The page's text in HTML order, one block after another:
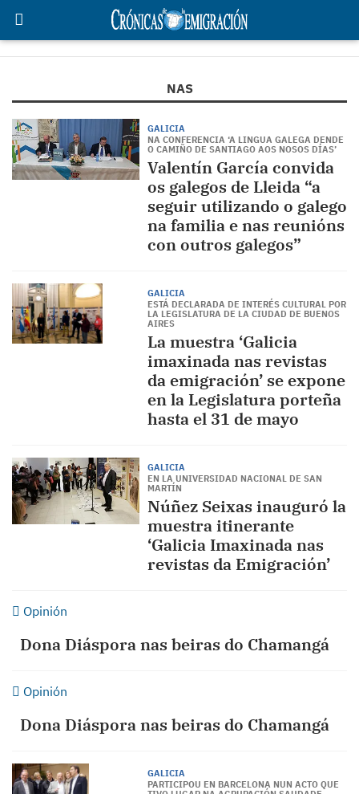
NAS
GALICIA
NA CONFERENCIA ‘A LINGUA GALEGA DENDE
O CAMIÑO DE SANTIAGO AOS NOSOS DÍAS’
Valentín García convida
os galegos de Lleida “a
seguir utilizando o galego
na familia e nas reunións
con outros galegos”
GALICIA
ESTÁ DECLARADA DE INTERÉS CULTURAL POR
LA LEGISLATURA DE LA CIUDAD DE BUENOS
AIRES
La muestra ‘Galicia
imaxinada nas revistas
da emigración’ se expone
en la Legislatura porteña
hasta el 31 de mayo
GALICIA
EN LA UNIVERSIDAD NACIONAL DE SAN
MARTÍN
Núñez Seixas inauguró la
muestra itinerante
‘Galicia Imaxinada nas
revistas da Emigración’
Opinión
Dona Diáspora nas beiras do Chamangá
Opinión
Dona Diáspora nas beiras do Chamangá
GALICIA
PARTICIPOU EN BARCELONA NUN ACTO QUE